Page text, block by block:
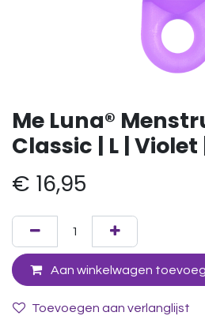
Me Luna®
Classic | L |
€ 16,95
Aan winkelwagen
Toevoegen aan verlanglijst